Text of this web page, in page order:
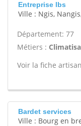
Entreprise lbs
Ville : Ngis,
Département: 77
Métiers :
Voir la fiche
Bardet services
Ville : Bourg en